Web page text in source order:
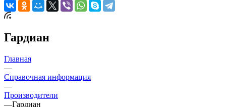
Гардиан
Главная
—
Справочная информация
—
Производители
—Гардиан